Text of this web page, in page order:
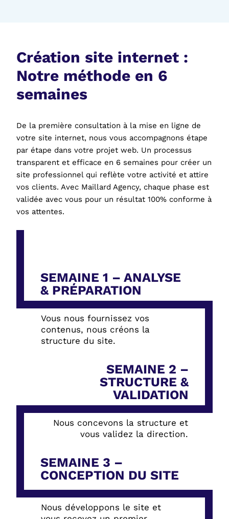
Création site internet :
Notre méthode en 6
semaines
De la première consultation à la mise en ligne de
votre site internet, nous vous accompagnons étape
par étape dans votre projet web. Un processus
transparent et efficace en 6 semaines pour créer un
site professionnel qui reflète votre activité et attire
vos clients. Avec Maillard Agency, chaque phase est
validée avec vous pour un résultat 100% conforme à
vos attentes.
SEMAINE 1 – ANALYSE
& PRÉPARATION
Vous nous fournissez vos
contenus, nous créons la
structure du site.
SEMAINE 2 –
STRUCTURE &
VALIDATION
Nous concevons la structure et
vous validez la direction.
SEMAINE 3 –
CONCEPTION DU SITE
Nous développons le site et